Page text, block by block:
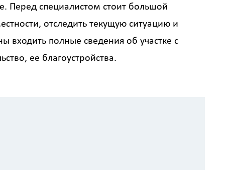
Перед специалистом стоит большой
отследить текущую ситуацию и
входить полные сведения об участке с
ее благоустройства.